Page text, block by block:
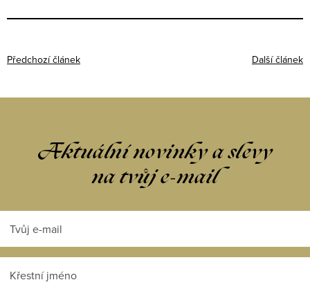
Předchozí článek Další článek
Aktuální novinky a slevy
na tvůj e-mail